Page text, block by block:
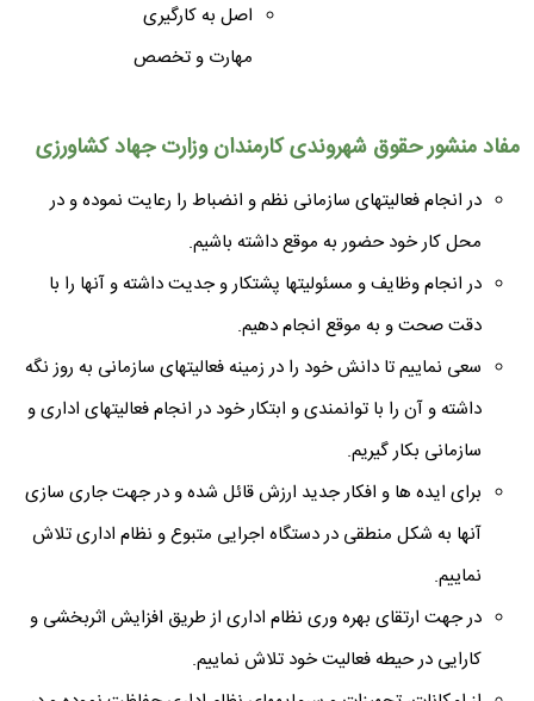
اصل به کارگیری
مهارت و تخصص
مفاد منشور حقوق شهروندی کارمندان وزارت جهاد کشاورزی
در انجام فعالیتهای سازمانی نظم و انضباط را رعایت نموده و در
محل کار خود حضور به موقع داشته باشیم.
در انجام وظایف و مسئولیتها پشتکار و جدیت داشته و آنها را با
دقت صحت و به موقع انجام دهیم.
سعی نماییم تا دانش خود را در زمینه فعالیتهای سازمانی به روز نگه
داشته و آن را با توانمندی و ابتکار خود در انجام فعالیتهای اداری و
سازمانی بکار گیریم.
برای ایده ها و افکار جدید ارزش قائل شده و در جهت جاری سازی
آنها به شکل منطقی در دستگاه اجرایی متبوع و نظام اداری تلاش
نماییم.
در جهت ارتقای بهره وری نظام اداری از طریق افزایش اثربخشی و
کارایی در حیطه فعالیت خود تلاش نماییم.